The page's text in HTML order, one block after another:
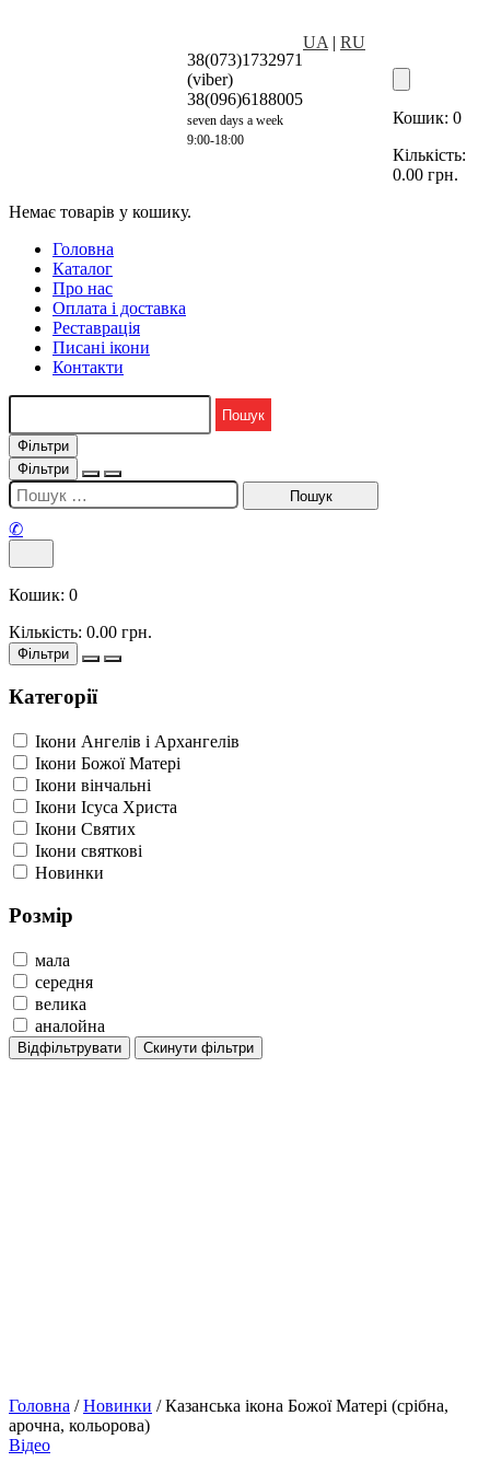
38(073)1732971
(viber)
38(096)6188005
seven days a week
9:00-18:00
UA | RU
Кошик: 0
Кількість:
0.00 грн.
Немає товарів у кошику.
Головна
Каталог
Про нас
Оплата і доставка
Реставрація
Писані ікони
Контакти
Фільтри
Фільтри
✆
Кошик: 0
Кількість: 0.00 грн.
Фільтри
Категорії
Ікони Ангелів і Архангелів
Ікони Божої Матері
Ікони вінчальні
Ікони Ісуса Христа
Ікони Святих
Ікони святкові
Новинки
Розмір
мала
середня
велика
аналойна
Відфільтрувати Скинути фільтри
Головна /Новинки / Казанська ікона Божої Матері (срібна,
арочна, кольорова)
Відео